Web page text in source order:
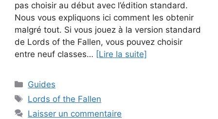
pas choisir au début avec l’édition standard.
Nous vous expliquons ici comment les obtenir
malgré tout. Si vous jouez à la version standard
de Lords of the Fallen, vous pouvez choisir
entre neuf classes… [Lire la suite]
Catégories
Guides
Étiquettes
Lords of the Fallen
Laisser un commentaire